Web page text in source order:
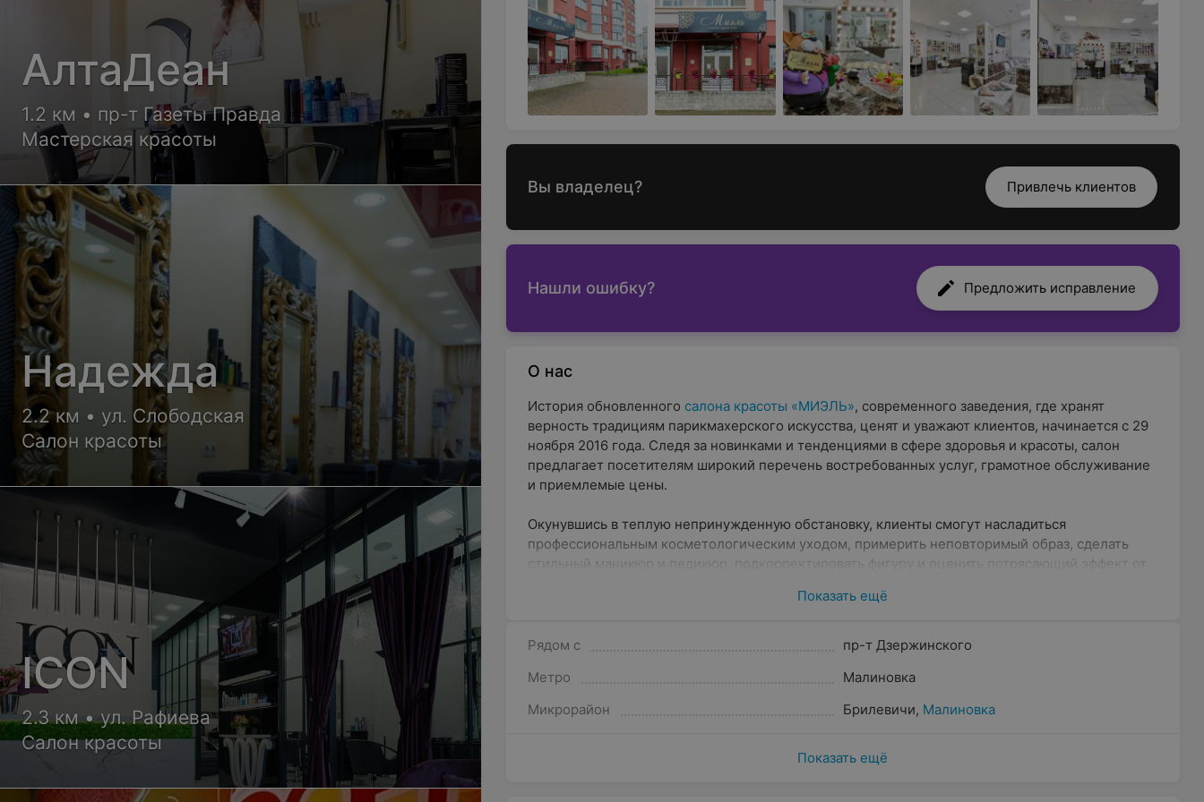
Вы владелец? Привлечь клиентов
Нашли ошибку? Предложить исправление
О нас
История обновленного салона красоты «МИЭЛЬ», современного заведения, где хранят
верность традициям парикмахерского искусства, ценят и уважают клиентов, начинается с 29
ноября 2016 года. Следя за новинками и тенденциями в сфере здоровья и красоты, салон
предлагает посетителям широкий перечень востребованных услуг, грамотное обслуживание
и приемлемые цены.
Окунувшись в теплую непринужденную обстановку, клиенты смогут насладиться
профессиональным косметологическим уходом, примерить неповторимый образ, сделать
стильный маникюр и педикюр, подкорректировать фигуру и оценить потрясающий эффект от
преображения, отдыха и отличного времяпрепровождения. Большое внимание уделяется
безопасности гостей. Проводится обязательная многоступенчатая стерилизация
инструментов, применяются только проверенные косметические средства ведущих мировых
посетителя, благодаря чему результат порадует даже самого взыскательного гостя. Но
Показать ещё
Рядом с
пр-т Дзержинского
Метро
Малиновка
Микрорайон
Брилевичи, Малиновка
Показать ещё
АлтаДеан
1.2 км • пр-т Газеты Правда
Мастерская красоты
Надежда
2.2 км • ул. Слободская
Салон красоты
ICON
2.3 км • ул. Рафиева
Салон красоты